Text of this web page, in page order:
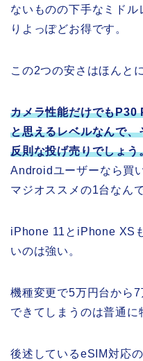
ないものの下手なミドル
りよっぽどお得です。
この2つの安さはほんと
カメラ性能だけでもP30
と思えるレベルなんで
反則な投げ売りでしょう
Androidユーザーなら買
マジオススメの1台なんで
iPhone 11とiPhone XS
いのは強い。
機種変更で5万円台から
できてしまうのは普通に
後述しているeSIM対応